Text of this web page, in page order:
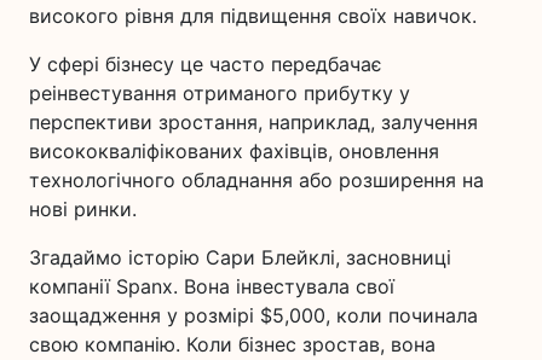
високого рівня для підвищення своїх навичок.
У сфері бізнесу це часто передбачає
реінвестування отриманого прибутку у
перспективи зростання, наприклад, залучення
висококваліфікованих фахівців, оновлення
технологічного обладнання або розширення на
нові ринки.
Згадаймо історію Сари Блейклі, засновниці
компанії Spanx. Вона інвестувала свої
заощадження у розмірі $5,000, коли починала
свою компанію. Коли бізнес зростав, вона